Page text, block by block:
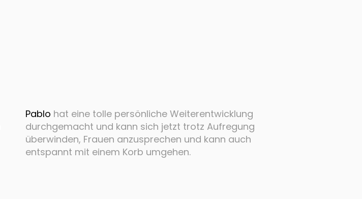
Pablo hat eine tolle persönliche Weiterentwicklung
durchgemacht und kann sich jetzt trotz Aufregung
überwinden, Frauen anzusprechen und kann auch
entspannt mit einem Korb umgehen.